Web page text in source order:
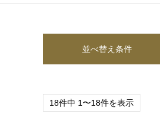
並べ替え条件
18件中 1〜18件を表示